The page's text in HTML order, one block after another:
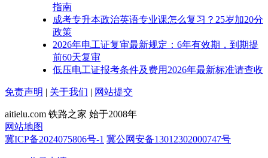
指南
成考专升本政治英语专业课怎么复习？25岁加20分
政策
2026年电工证复审最新规定：6年有效期，到期提
前60天复审
低压电工证报考条件及费用2026年最新标准请查收
免责声明 | 关于我们 | 网站提交
aitielu.com 铁路之家 始于2008年
网站地图
冀ICP备2024075806号-1 冀公网安备13012302000747号